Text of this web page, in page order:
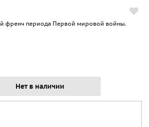
френч периода Первой мировой войны.
Нет в наличии